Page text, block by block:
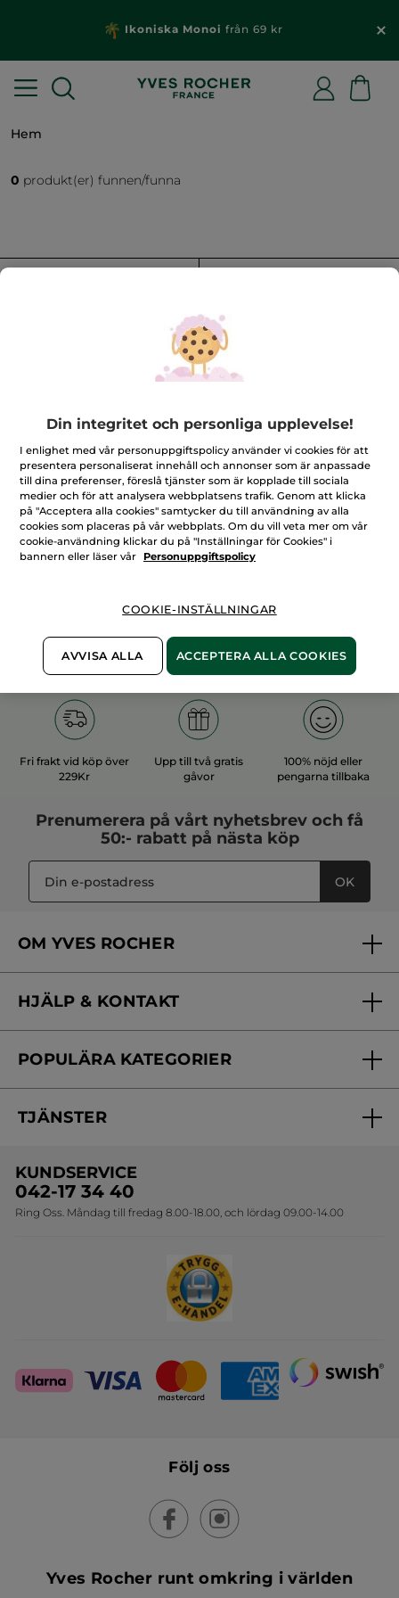
Ikoniska Monoi från 69 kr
Hem
0 produkt(er) funnen/funna
100%vegetabiliska
ingredienser
60 hektar
ekologiska odlingar
Fri frakt vid köp över
229Kr
Upp till två gratis
gåvor
100% nöjd eller
pengarna tillbaka
Prenumerera på vårt nyhetsbrev och få
50:- rabatt på nästa köp
OK
OM YVES ROCHER
Vårt engagemang
Skönhetstips
HJÄLP & KONTAKT
Kontakta oss
Online prislista
POPULÄRA KATEGORIER
Erbjudanden
Travelsize
Sets
TJÄNSTER
Onlineprislista för postorder
KUNDSERVICE
042-17 34 40
Ring Oss. Måndag till fredag 8.00-18.00, och lördag 09.00-14.00
Följ oss
Yves Rocher runt omkring i världen
Din integritet och personliga upplevelse!
I enlighet med vår personuppgiftspolicy använder vi cookies för att
presentera personaliserat innehåll och annonser som är anpassade
till dina preferenser, föreslå tjänster som är kopplade till sociala
medier och för att analysera webbplatsens trafik. Genom att klicka
på "Acceptera alla cookies" samtycker du till användning av alla
cookies som placeras på vår webbplats. Om du vill veta mer om vår
cookie-användning klickar du på "Inställningar för Cookies" i
bannern eller läser vår
Personuppgiftspolicy
COOKIE-INSTÄLLNINGAR
AVVISA ALLA ACCEPTERA ALLA COOKIES